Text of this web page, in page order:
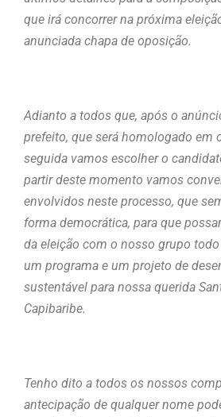
que irá concorrer na próxima
anunciada chapa de oposição.
Adianto a todos que, após o
prefeito, que será homologado em
seguida vamos escolher o
partir deste momento vamos
envolvidos neste processo, que
forma democrática, para que
da eleição com o nosso grupo
um programa e um projeto de
sustentável para nossa querida
Capibaribe.
Tenho dito a todos os nossos
antecipação de qualquer nome